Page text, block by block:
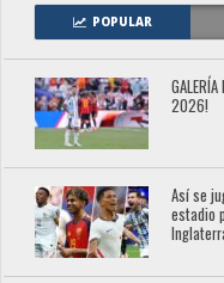
POPULAR
2026!
Así se
estadio